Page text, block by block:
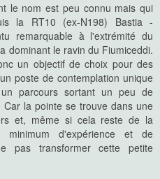
le nom est peu connu mais qui
la RT10 (ex-N198) Bastia -
remarquable à l'extrémité du
dominant le ravin du Fiumiceddi.
un objectif de choix pour des
poste de contemplation unique
parcours sortant un peu de
la pointe se trouve dans une
et, même si cela reste de la
minimum d'expérience et de
pas transformer cette petite